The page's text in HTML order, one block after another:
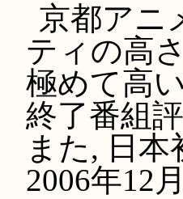
京都アニ
ティの高
極めて高
終了番組
また, 日
2006年12